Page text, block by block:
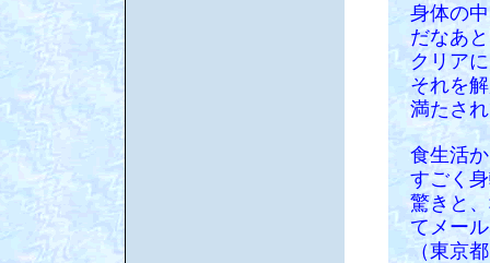
身体の
だなあ
クリア
それを
満たさ
食生活
すごく
驚きと
てメー
（東京